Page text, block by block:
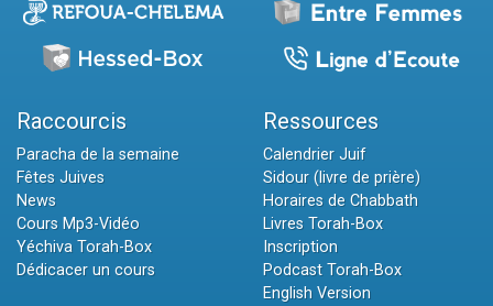
Raccourcis
Paracha de la semaine
Fêtes Juives
News
Cours Mp3-Vidéo
Yéchiva Torah-Box
Dédicacer un cours
Ressources
Calendrier Juif
Sidour (livre de prière)
Horaires de Chabbath
Livres Torah-Box
Inscription
Podcast Torah-Box
English Version